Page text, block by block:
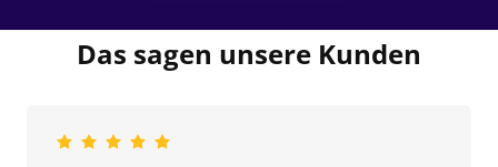
Das sagen unsere Kunden